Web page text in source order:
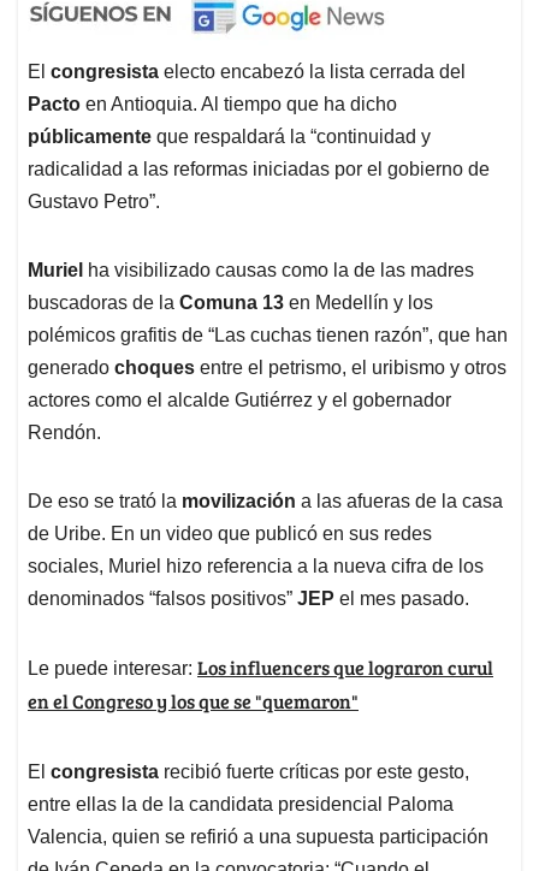
El congresista electo encabezó la lista cerrada del
Pacto en Antioquia. Al tiempo que ha dicho
públicamente que respaldará la “continuidad y
radicalidad a las reformas iniciadas por el gobierno de
Gustavo Petro”.
Muriel ha visibilizado causas como la de las madres
buscadoras de la Comuna 13 en Medellín y los
polémicos grafitis de “Las cuchas tienen razón”, que han
generado choques entre el petrismo, el uribismo y otros
actores como el alcalde Gutiérrez y el gobernador
Rendón.
De eso se trató la movilización a las afueras de la casa
de Uribe. En un video que publicó en sus redes
sociales, Muriel hizo referencia a la nueva cifra de los
denominados “falsos positivos” JEP el mes pasado.
Le puede interesar: Los influencers que lograron curul
en el Congreso y los que se "quemaron"
El congresista recibió fuerte críticas por este gesto,
entre ellas la de la candidata presidencial Paloma
Valencia, quien se refirió a una supuesta participación